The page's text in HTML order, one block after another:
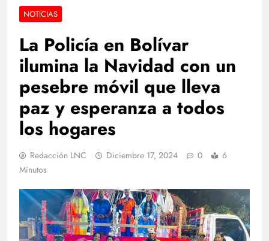
NOTICIAS
La Policía en Bolívar
ilumina la Navidad con un
pesebre móvil que lleva
paz y esperanza a todos
los hogares
Redacción LNC Diciembre 17, 2024 0
6
Minutos